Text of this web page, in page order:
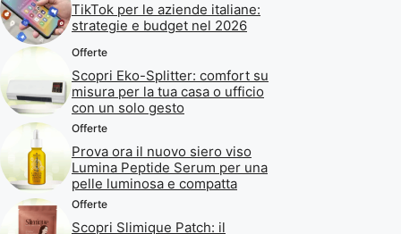
TikTok per le aziende italiane:
strategie e budget nel 2026
Offerte
Scopri Eko-Splitter: comfort su
misura per la tua casa o ufficio
con un solo gesto
Offerte
Prova ora il nuovo siero viso
Lumina Peptide Serum per una
pelle luminosa e compatta
Offerte
Scopri Slimique Patch: il